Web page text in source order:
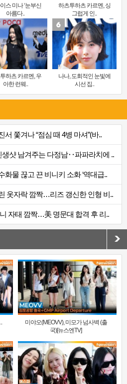
스 미나 ‘눈부신
아름다..
하츠투하츠 카르멘, 싱
그럽게 인..
하츠 카르멘, 우
아한 런웨..
나나, 도회적인 눈빛에
시선 집..
쫓겨나 “점심 때 4병 마셔”(바..
생샷 남겨주는 다정남‥파파라치에 ..
화물 끊고 끈 비니키 소화 ‘역대급..
옷자락 깜짝…리즈 갱신한 인형 비..
자태 깜짝…美 명문대 합격 후 리..
미야오(MEOVV), 미모가 넘사벽 (출
국)[뉴스엔TV]